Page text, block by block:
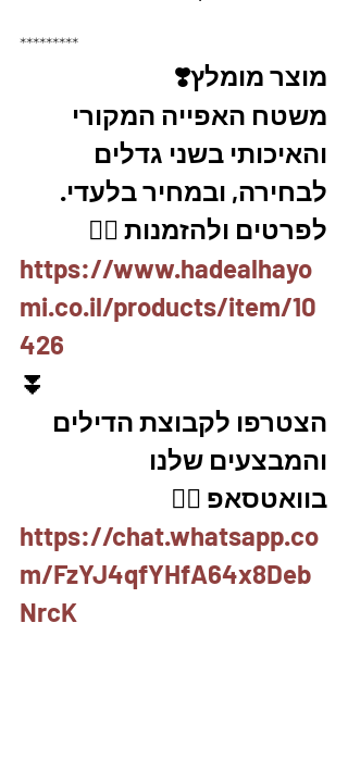
*********
מוצר מומלץ❣️
משטח האפייה המקורי
והאיכותי בשני גדלים
לבחירה, ובמחיר בלעדי.
לפרטים ולהזמנות 👇🏼
https://www.hadealhayo
mi.co.il/products/item/10
426
⏬
הצטרפו לקבוצת הדילים
והמבצעים שלנו
בוואטסאפ 👇🏽
https://chat.whatsapp.co
m/FzYJ4qfYHfA64x8Deb
NrcK